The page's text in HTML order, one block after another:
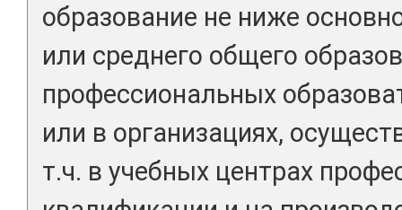
образование не ниже
или среднего общего
профессиональных
или в организациях,
т.ч. в учебных центрах